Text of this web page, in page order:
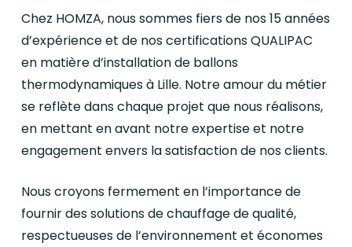
Chez HOMZA, nous sommes fiers de nos 15 années
d’expérience et de nos certifications QUALIPAC
en matière d’installation de ballons
thermodynamiques à Lille. Notre amour du métier
se reflète dans chaque projet que nous réalisons,
en mettant en avant notre expertise et notre
engagement envers la satisfaction de nos clients.
Nous croyons fermement en l’importance de
fournir des solutions de chauffage de qualité,
respectueuses de l’environnement et économes